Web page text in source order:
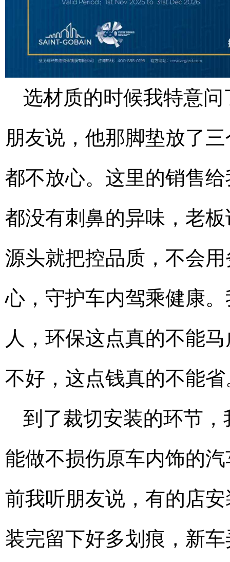
选材质的时候我特意
朋友说，他那脚垫放了
都不放心。这里的销售
都没有刺鼻的异味，老
源头就把控品质，不会
心，守护车内驾乘健康
人，环保这点真的不能
不好，这点钱真的不能省
到了裁切安装的环节
能做不损伤原车内饰的
前我听朋友说，有的店
装完留下好多划痕，新